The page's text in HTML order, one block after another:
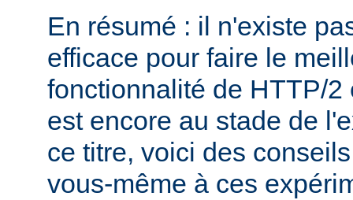
En résumé : il n'existe
efficace pour faire le
fonctionnalité de HTTP/2
est encore au stade de
ce titre, voici des
vous-même à ces